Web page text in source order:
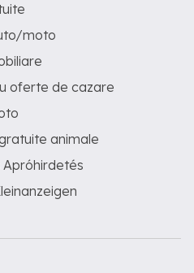
moto
oferte de cazare
animale